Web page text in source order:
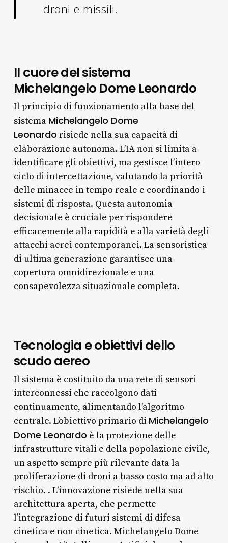
droni e missili.
Il cuore del sistema
Michelangelo Dome Leonardo
Il principio di funzionamento alla base del
sistema Michelangelo Dome
Leonardo risiede nella sua capacità di
elaborazione autonoma. L’IA non si limita a
identificare gli obiettivi, ma gestisce l’intero
ciclo di intercettazione, valutando la priorità
delle minacce in tempo reale e coordinando i
sistemi di risposta. Questa autonomia
decisionale è cruciale per rispondere
efficacemente alla rapidità e alla varietà degli
attacchi aerei contemporanei. La sensoristica
di ultima generazione garantisce una
copertura omnidirezionale e una
consapevolezza situazionale completa.
Tecnologia e obiettivi dello
scudo aereo
Il sistema è costituito da una rete di sensori
interconnessi che raccolgono dati
continuamente, alimentando l’algoritmo
centrale. L’obiettivo primario di Michelangelo
Dome Leonardo è la protezione delle
infrastrutture vitali e della popolazione civile,
un aspetto sempre più rilevante data la
proliferazione di droni a basso costo ma ad alto
rischio. . L’innovazione risiede nella sua
architettura aperta, che permette
l’integrazione di futuri sistemi di difesa
cinetica e non cinetica. Michelangelo Dome